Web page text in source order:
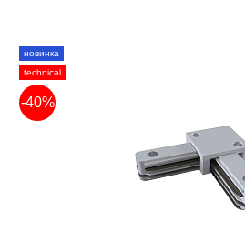
новинка
technical
-40%